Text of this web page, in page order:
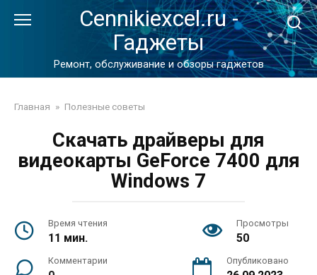
Cennikiexcel.ru -
Гаджеты
Ремонт, обслуживание и обзоры гаджетов
Главная » Полезные советы
Скачать драйверы для
видеокарты GeForce 7400 для
Windows 7
Время чтения
11 мин.
Просмотры
50
Комментарии Опубликовано